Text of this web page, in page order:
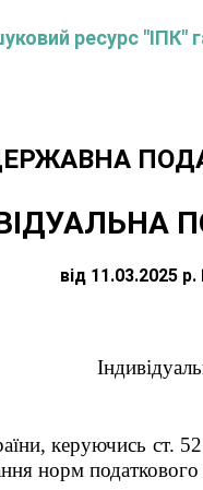
ресурс "ІПК"
від 11.03.2025
керуючись ст.
норм податкового